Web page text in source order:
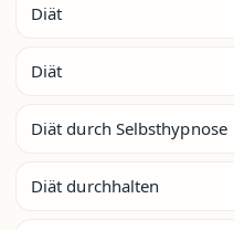
Diät
Diät
Diät durch Selbsthypnose
Diät durchhalten